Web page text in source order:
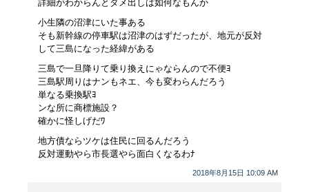
2018年8月15日 10:09 AM
詳細がわからんとダメ出しは如何なもんか
小生隣の沼津にいた事ある
そも新幹線の停車駅は沼津のはずだったが、地元が反対
して三島になった経緯がある
三島で一旦降りて乗り換えにゃならんので不便ﾖ
三島駅周りはナンもネエ、今も変わらんだろう
単なる乗換駅ﾖ
ンな所に商標施設？
確かに怪しげだﾜ
地方債ならツケは住民に回るんだろう
反対運動やら市長選やら面白くなるわﾅ